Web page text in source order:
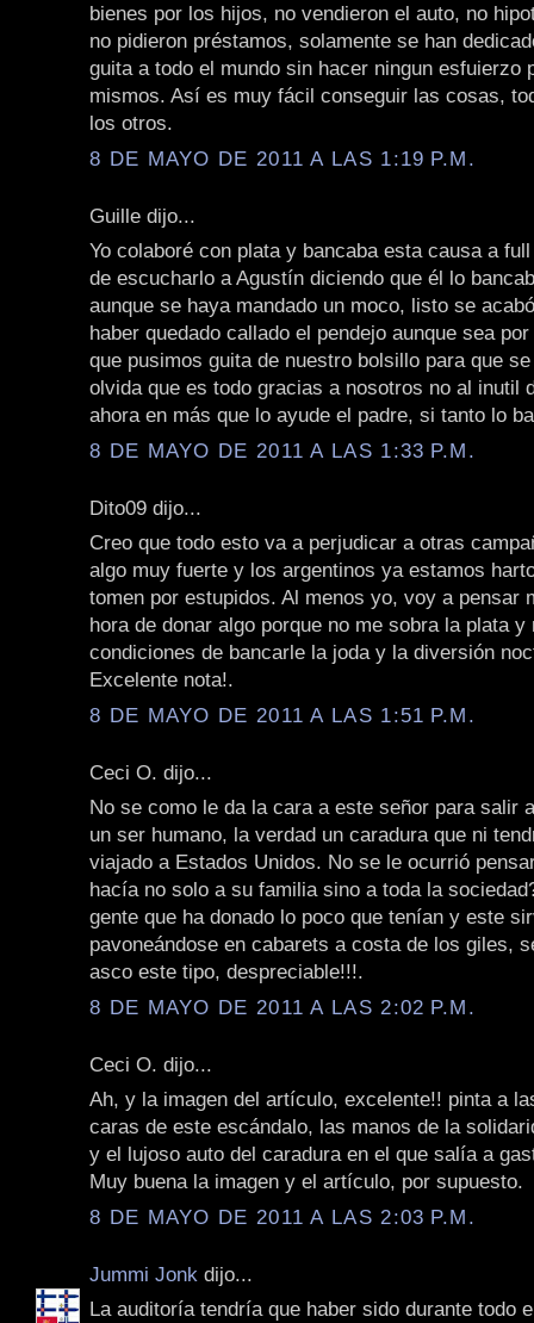
bienes por los hijos, no vendieron el auto, no
no pidieron préstamos, solamente se han
guita a todo el mundo sin hacer ningun esfuierzo
mismos. Así es muy fácil conseguir las cosas,
los otros.
8 DE MAYO DE 2011 A LAS 1:19 P.M.
Guille dijo...
Yo colaboré con plata y bancaba esta causa a
de escucharlo a Agustín diciendo que él lo
aunque se haya mandado un moco, listo se
haber quedado callado el pendejo aunque sea
que pusimos guita de nuestro bolsillo para que
olvida que es todo gracias a nosotros no al inutil
ahora en más que lo ayude el padre, si tanto lo
8 DE MAYO DE 2011 A LAS 1:33 P.M.
Dito09 dijo...
Creo que todo esto va a perjudicar a otras
algo muy fuerte y los argentinos ya estamos
tomen por estupidos. Al menos yo, voy a pensar
hora de donar algo porque no me sobra la plata y
condiciones de bancarle la joda y la diversión
Excelente nota!.
8 DE MAYO DE 2011 A LAS 1:51 P.M.
Ceci O. dijo...
No se como le da la cara a este señor para salir
un ser humano, la verdad un caradura que ni
viajado a Estados Unidos. No se le ocurrió
hacía no solo a su familia sino a toda la
gente que ha donado lo poco que tenían y este
pavoneándose en cabarets a costa de los giles,
asco este tipo, despreciable!!!.
8 DE MAYO DE 2011 A LAS 2:02 P.M.
Ceci O. dijo...
Ah, y la imagen del artículo, excelente!! pinta a
caras de este escándalo, las manos de la
y el lujoso auto del caradura en el que salía a
Muy buena la imagen y el artículo, por supuesto.
8 DE MAYO DE 2011 A LAS 2:03 P.M.
Jummi Jonk dijo...
La auditoría tendría que haber sido durante todo